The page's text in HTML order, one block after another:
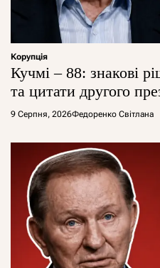
Корупція
Кучмі – 88: знакові
та цитати другого
9 Серпня, 2026Федоренко Світлана